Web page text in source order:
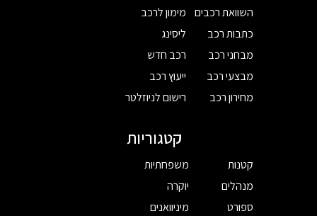
השוואת רכבים
כתבות רכב
מבחני רכב
מבצעי רכב
מחירון רכב
מימון לרכב
ליסינג
רכב חדש
ייעוץ רכב
רישום לניוזלטר
קטגוריות
קטנות
מנהלים
ספורט
משפחתיות
יוקרה
מיניוואנים